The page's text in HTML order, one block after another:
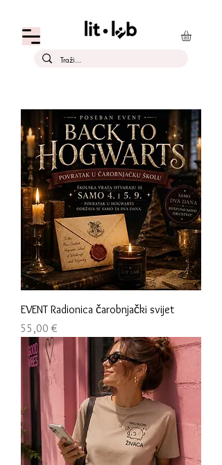
EVENT Radionica čarobnjački svijet
Cijena
55,00 €